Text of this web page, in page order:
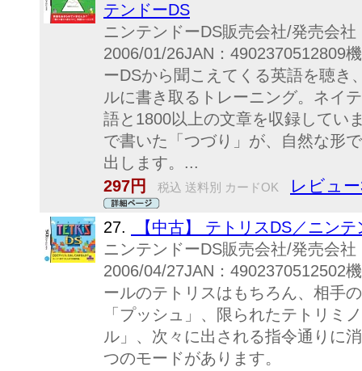
テンドーDS
ニンテンドーDS販売会社/発売会
2006/01/26JAN：4902370512809
ーDSから聞こえてくる英語を聴き
ルに書き取るトレーニング。ネイ
語と1800以上の文章を収録してい
で書いた「つづり」が、自然な形
出します。...
297円
税込 送料別 カードOK レビュ
27.
【中古】 テトリスDS／ニンテ
ニンテンドーDS販売会社/発売会
2006/04/27JAN：4902370512502
ールのテトリスはもちろん、相手
「プッシュ」、限られたテトリミ
ル」、次々に出される指令通りに
つのモードがあります。